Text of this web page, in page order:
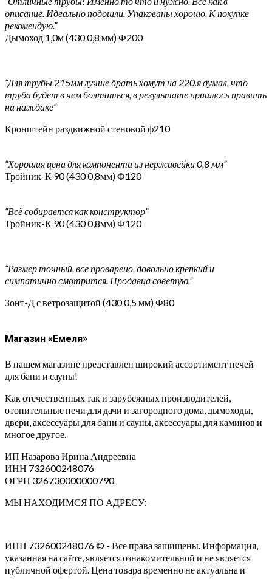
описание. Идеально подошли. Упакованы хорошо. К покупке
рекомендую.”
Дымоход 1,0м (430 0,8 мм) Ф200
“Для трубы 215мм лучше брать хомут на 220.я думал, что
труба будет в нем болтаться, в результате пришлось править
на наждаке”
Кронштейн раздвижной стеновой ф210
“Хорошая цена для компонента из нержавейки 0,8 мм”
Тройник-К 90 (430 0,8мм) Ф120
“Всё собирается как конструктор”
Тройник-К 90 (430 0,8мм) Ф120
“Размер точный, все проварено, довольно крепкий и
симпатично смотрится. Продавца советую.”
Зонт-Д с ветрозащитой (430 0,5 мм) Ф80
Магазин «Емеля»
В нашем магазине представлен широкий ассортимент печей
для бани и сауны!
Как отечественных так и зарубежных производителей,
отопительные печи для дачи и загородного дома, дымоходы,
двери, аксессуары для бани и сауны, аксессуары для каминов и
многое другое.
ИП Назарова Ирина Андреевна⁠
ИНН 732600248076
ОГРН 326730000000790
МЫ НАХОДИМСЯ ПО АДРЕСУ:
ИНН 732600248076 © - Все права защищены. Информация,
указанная на сайте, является ознакомительной и не является
публичной офертой. Цена товара временно не актуальна и